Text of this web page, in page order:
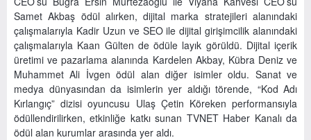
Samet Akbaş ödül alırken, dijital marka stratejileri alanındaki
çalışmalarıyla Kadir Uzun ve SEO ile dijital girişimcilik alanındaki
çalışmalarıyla Kaan Gülten de ödüle layık görüldü. Dijital içerik
üretimi ve pazarlama alanında Kardelen Akbay, Kübra Deniz ve
Muhammet Ali İvgen ödül alan diğer isimler oldu. Sanat ve
medya dünyasından da isimlerin yer aldığı törende, “Kod Adı
Kırlangıç” dizisi oyuncusu Ulaş Çetin Köreken performansıyla
ödüllendirilirken, etkinliğe katkı sunan TVNET Haber Kanalı da
ödül alan kurumlar arasında yer aldı.